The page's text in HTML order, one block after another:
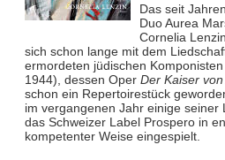
Das seit
Duo Aurea
Cornelia
sich schon lange mit dem
ermordeten jüdischen
1944), dessen Oper Der Kaiser
schon ein Repertoirestück
im vergangenen Jahr einige seiner
das Schweizer Label Prospero in
kompetenter Weise eingespielt.